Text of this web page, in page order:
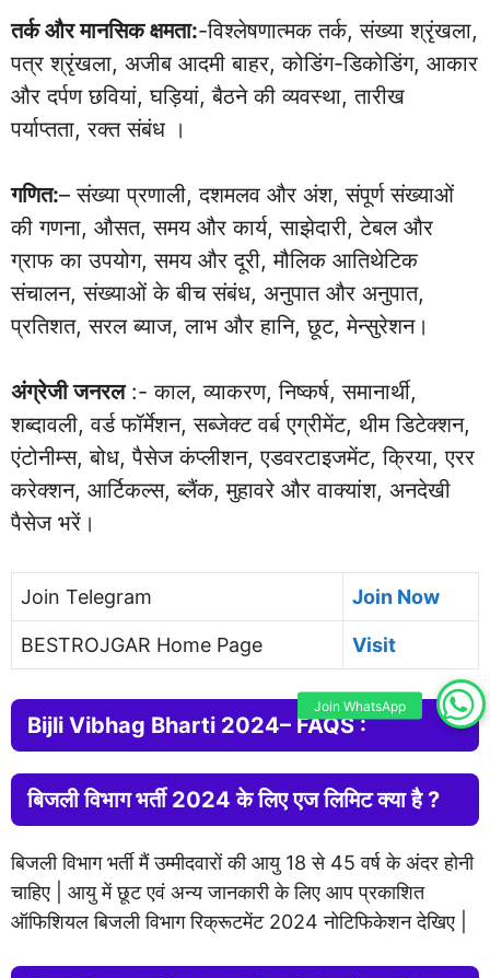
तर्क और मानसिक क्षमता:-विश्लेषणात्मक तर्क, संख्या श्रृंखला,
पत्र श्रृंखला, अजीब आदमी बाहर, कोडिंग-डिकोडिंग, आकार
और दर्पण छवियां, घड़ियां, बैठने की व्यवस्था, तारीख
पर्याप्तता, रक्त संबंध ।
गणित:– संख्या प्रणाली, दशमलव और अंश, संपूर्ण संख्याओं
की गणना, औसत, समय और कार्य, साझेदारी, टेबल और
ग्राफ का उपयोग, समय और दूरी, मौलिक आतिथेटिक
संचालन, संख्याओं के बीच संबंध, अनुपात और अनुपात,
प्रतिशत, सरल ब्याज, लाभ और हानि, छूट, मेन्सुरेशन।
अंग्रेजी जनरल:- काल, व्याकरण, निष्कर्ष, समानार्थी,
शब्दावली, वर्ड फॉर्मेशन, सब्जेक्ट वर्ब एग्रीमेंट, थीम डिटेक्शन,
एंटोनीम्स, बोध, पैसेज कंप्लीशन, एडवरटाइजमेंट, क्रिया, एरर
करेक्शन, आर्टिकल्स, ब्लैंक, मुहावरे और वाक्यांश, अनदेखी
पैसेज भरें।
Join Telegram Join Now
BESTROJGAR Home Page Visit
Bijli Vibhag Bharti 2024– FAQS :
बिजली विभाग भर्ती 2024 के लिए एज लिमिट क्या है ?
बिजली विभाग भर्ती मैं उम्मीदवारों की आयु 18 से 45 वर्ष के अंदर होनी
चाहिए | आयु में छूट एवं अन्य जानकारी के लिए आप प्रकाशित
ऑफिशियल बिजली विभाग रिक्रूटमेंट 2024 नोटिफिकेशन देखिए |
Join WhatsApp